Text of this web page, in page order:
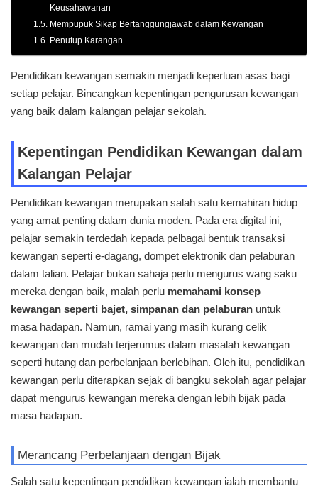
Keusahawanan
Mempupuk Sikap Bertanggungjawab dalam Kewangan
Penutup Karangan
Pendidikan kewangan semakin menjadi keperluan asas bagi
setiap pelajar. Bincangkan kepentingan pengurusan kewangan
yang baik dalam kalangan pelajar sekolah.
Kepentingan Pendidikan Kewangan dalam
Kalangan Pelajar
Pendidikan kewangan merupakan salah satu kemahiran hidup
yang amat penting dalam dunia moden. Pada era digital ini,
pelajar semakin terdedah kepada pelbagai bentuk transaksi
kewangan seperti e-dagang, dompet elektronik dan pelaburan
dalam talian. Pelajar bukan sahaja perlu mengurus wang saku
mereka dengan baik, malah perlu memahami konsep
kewangan seperti bajet, simpanan dan pelaburan untuk
masa hadapan. Namun, ramai yang masih kurang celik
kewangan dan mudah terjerumus dalam masalah kewangan
seperti hutang dan perbelanjaan berlebihan. Oleh itu, pendidikan
kewangan perlu diterapkan sejak di bangku sekolah agar pelajar
dapat mengurus kewangan mereka dengan lebih bijak pada
masa hadapan.
Merancang Perbelanjaan dengan Bijak
Salah satu kepentingan pendidikan kewangan ialah membantu